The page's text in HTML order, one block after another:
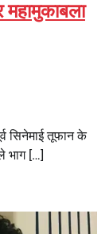
सिनेमाई तूफान के
भाग […]